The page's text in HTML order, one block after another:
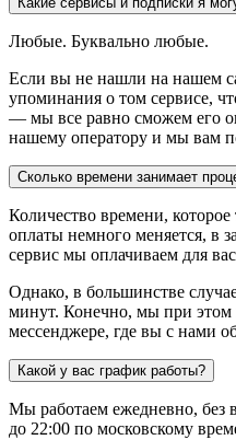
Любые. Буквально любые.
Если вы не нашли на нашем
упоминания о том сервисе,
— мы все равно сможем его
нашему оператору и мы вам
Сколько времени занимает
Количество времени, которое
оплаты немного меняется, в
сервис мы оплачиваем для
Однако, в большинстве
минут. Конечно, мы при этом
мессенджере, где вы с нами
Какой у вас график работы?
Мы работаем ежедневно, без
до 22:00 по московскому